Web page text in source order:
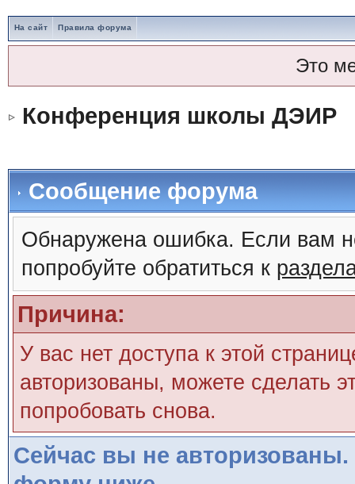
На сайт Правила форума
Это
Конференция школы ДЭИР
Сообщение форума
Обнаружена ошибка. Если вам
попробуйте обратиться к
Причина:
У вас нет доступа к этой
авторизованы, можете сделать
попробовать снова.
Сейчас вы не авторизованы.